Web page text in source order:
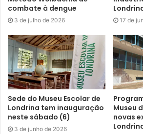
ser ampliada, a depender da demanda.
mais importante é que devemos ter,
turmas funcionando tanto de manhã
ampliando a oferta dessa atividade.
intenção de ampliar a oferta de
como a Praça da Juventude da Zona
Esportivo Maria Cecília”, completou.
combate à dengue
3 de julho de 2026 17 de
Sede do Museu Escolar de
Londrina tem inauguração
neste sábado (6)
3 de junho de 2026
Museu
novas